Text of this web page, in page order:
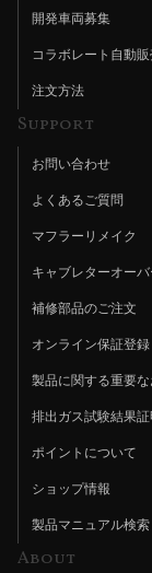
開発車両募集
コラボレート自動
注文方法
Support
お問い合わせ
よくあるご質問
マフラーリメイク
キャブレターオー
補修部品のご注文
オンライン保証登録
製品に関する重要
排出ガス試験結果
ポイントについて
ショップ情報
製品マニュアル検索
About